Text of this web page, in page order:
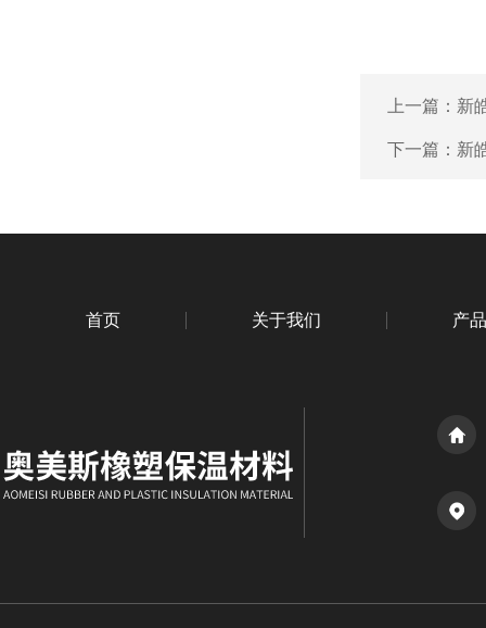
上一篇： 新
下一篇： 新
首页 关于我们 产